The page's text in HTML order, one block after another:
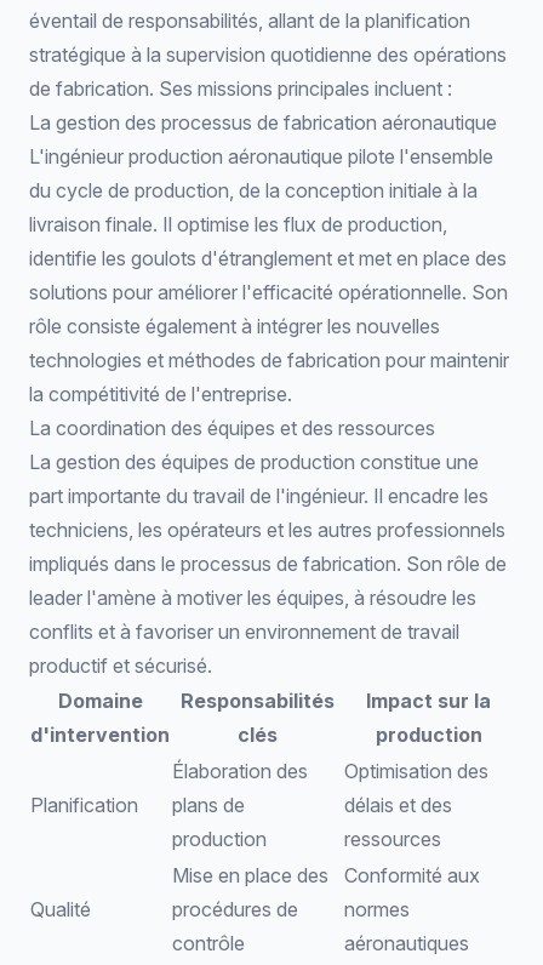
éventail de responsabilités, allant de la planification
stratégique à la supervision quotidienne des opérations
de fabrication. Ses missions principales incluent :
La gestion des processus de fabrication aéronautique
L'ingénieur production aéronautique pilote l'ensemble
du cycle de production, de la conception initiale à la
livraison finale. Il optimise les flux de production,
identifie les goulots d'étranglement et met en place des
solutions pour améliorer l'efficacité opérationnelle. Son
rôle consiste également à intégrer les nouvelles
technologies et méthodes de fabrication pour maintenir
la compétitivité de l'entreprise.
La coordination des équipes et des ressources
La gestion des équipes de production constitue une
part importante du travail de l'ingénieur. Il encadre les
techniciens, les opérateurs et les autres professionnels
impliqués dans le processus de fabrication. Son rôle de
leader l'amène à motiver les équipes, à résoudre les
conflits et à favoriser un environnement de travail
productif et sécurisé.
Domaine
d'intervention
Responsabilités
clés
Impact sur la
production
Planification
Élaboration des
plans de
production
Optimisation des
délais et des
ressources
Qualité
Mise en place des
procédures de
contrôle
Conformité aux
normes
aéronautiques